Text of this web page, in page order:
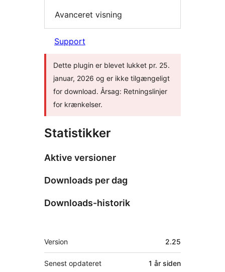
Avanceret visning
Support
Dette plugin er blevet lukket pr. 25.
januar, 2026 og er ikke tilgængeligt
for download. Årsag: Retningslinjer
for krænkelser.
Statistikker
Aktive versioner
Downloads per dag
Downloads-historik
Meta
Version 2.25
Senest opdateret 1 år siden